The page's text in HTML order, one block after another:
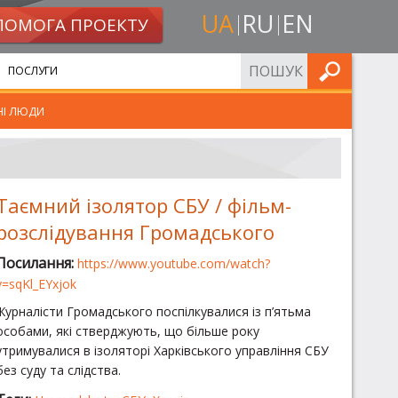
ПРОЕКТУ UA RU EN
ЛЮДИ
ПОСЛУГИ ШУКАТИ
ізолятор СБУ / фільм-
Громадського
https://www.youtube.com/watch?
Громадського поспілкувалися із п’ятьма
які стверджують, що більше року
в ізоляторі Харківського управління СБУ
суду та слідства.